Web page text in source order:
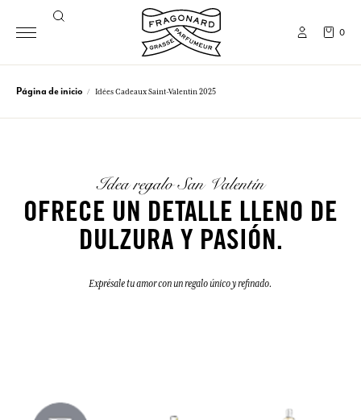
0
Página de inicio Idées Cadeaux Saint-Valentin 2025
Idea regalo San Valentín
OFRECE UN DETALLE LLENO DE
DULZURA Y PASIÓN.
Exprésale tu amor con un regalo único y refinado.